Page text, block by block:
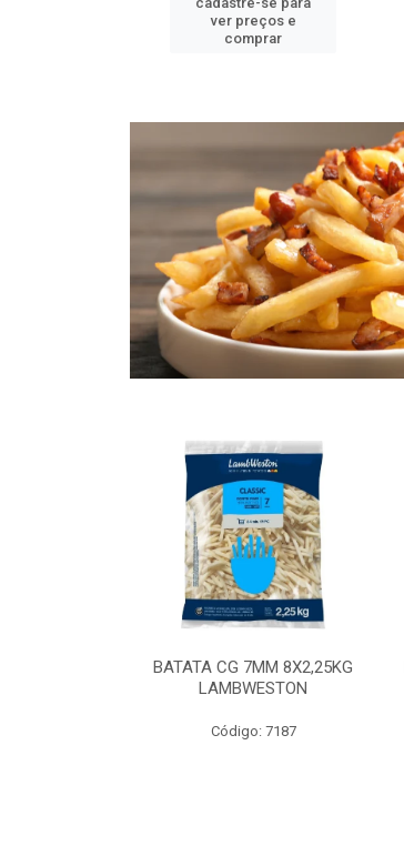
ver preços e
comprar
BATATA CG 7MM 8X2,25KG
LAMBWESTON
Código: 7187